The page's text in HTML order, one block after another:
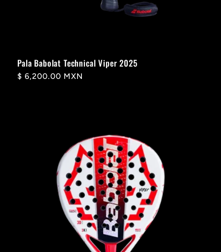
Pala Babolat Technical Viper 2025
Precio
$ 6,200.00 MXN